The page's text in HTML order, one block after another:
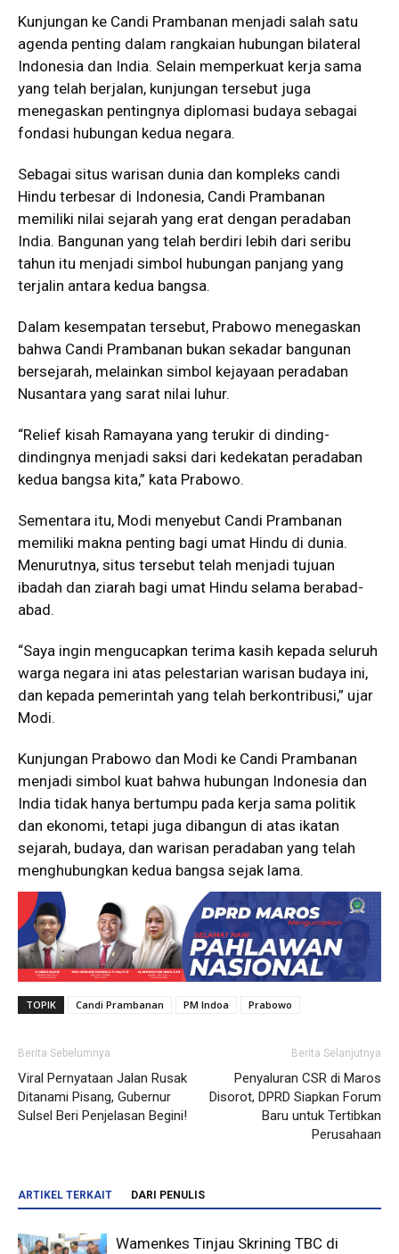
Kunjungan ke Candi Prambanan menjadi salah satu
agenda penting dalam rangkaian hubungan bilateral
Indonesia dan India. Selain memperkuat kerja sama
yang telah berjalan, kunjungan tersebut juga
menegaskan pentingnya diplomasi budaya sebagai
fondasi hubungan kedua negara.
Sebagai situs warisan dunia dan kompleks candi
Hindu terbesar di Indonesia, Candi Prambanan
memiliki nilai sejarah yang erat dengan peradaban
India. Bangunan yang telah berdiri lebih dari seribu
tahun itu menjadi simbol hubungan panjang yang
terjalin antara kedua bangsa.
Dalam kesempatan tersebut, Prabowo menegaskan
bahwa Candi Prambanan bukan sekadar bangunan
bersejarah, melainkan simbol kejayaan peradaban
Nusantara yang sarat nilai luhur.
“Relief kisah Ramayana yang terukir di dinding-
dindingnya menjadi saksi dari kedekatan peradaban
kedua bangsa kita,” kata Prabowo.
Sementara itu, Modi menyebut Candi Prambanan
memiliki makna penting bagi umat Hindu di dunia.
Menurutnya, situs tersebut telah menjadi tujuan
ibadah dan ziarah bagi umat Hindu selama berabad-
abad.
“Saya ingin mengucapkan terima kasih kepada seluruh
warga negara ini atas pelestarian warisan budaya ini,
dan kepada pemerintah yang telah berkontribusi,” ujar
Modi.
Kunjungan Prabowo dan Modi ke Candi Prambanan
menjadi simbol kuat bahwa hubungan Indonesia dan
India tidak hanya bertumpu pada kerja sama politik
dan ekonomi, tetapi juga dibangun di atas ikatan
sejarah, budaya, dan warisan peradaban yang telah
menghubungkan kedua bangsa sejak lama.
TOPIK Candi Prambanan PM Indoa Prabowo
Berita Sebelumnya
Viral Pernyataan Jalan Rusak
Ditanami Pisang, Gubernur
Sulsel Beri Penjelasan Begini!
Berita Selanjutnya
Penyaluran CSR di Maros
Disorot, DPRD Siapkan Forum
Baru untuk Tertibkan
Perusahaan
ARTIKEL TERKAIT DARI PENULIS
Wamenkes Tinjau Skrining TBC di